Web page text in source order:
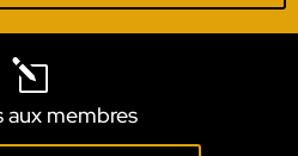
l
aux membres